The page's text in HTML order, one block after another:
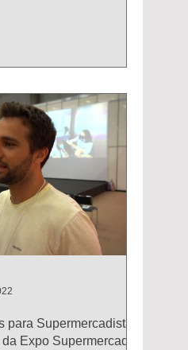
para Supermercadistas
Expo Supermercados